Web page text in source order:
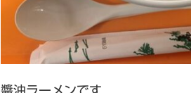
醬油ラーメンです